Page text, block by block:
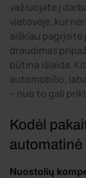
važiuojate į
vietovėje, kur
aiškiau pagrįsite
draudimas
būtina išlaida.
automobilio,
– nuo to gali
Kodėl
Nuostolių